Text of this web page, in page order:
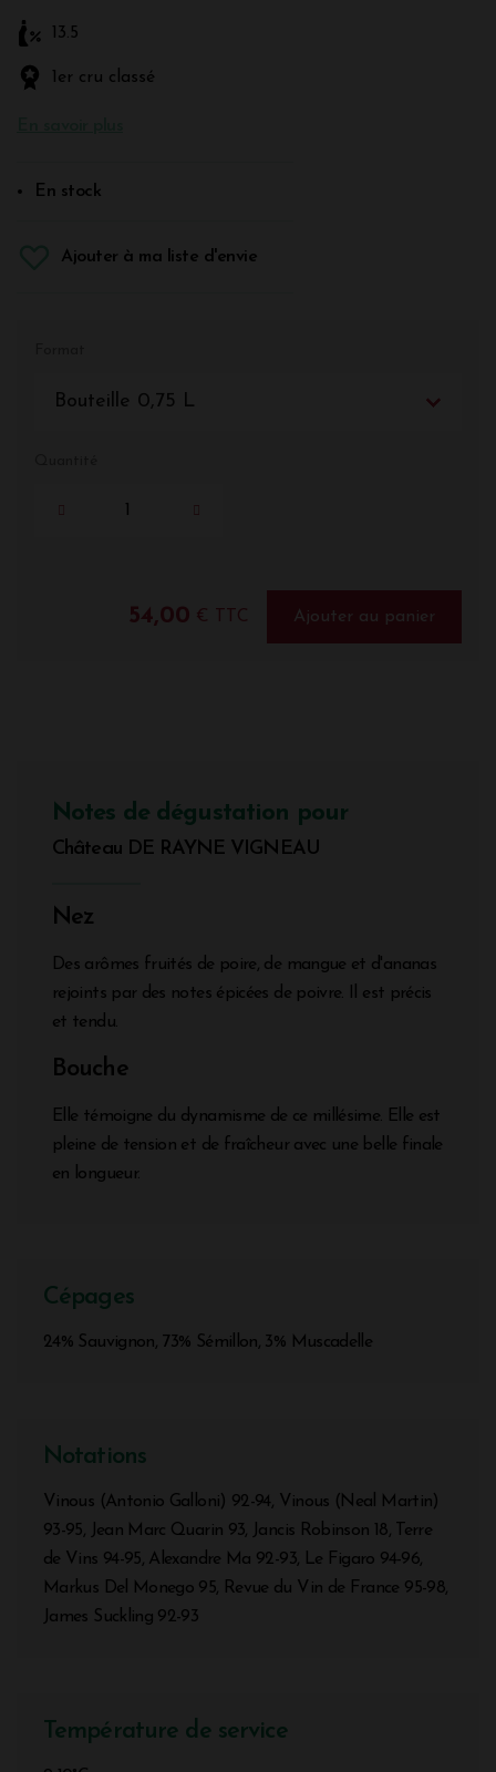
13.5
1er cru classé
En stock
Ajouter à ma liste d'envie
Bouteille 0,75 L
54,00 € TTC Ajouter au panier
Notes de dégustation pour
Château DE RAYNE VIGNEAU
Nez
Des arômes fruités de poire, de mangue et d'ananas
rejoints par des notes épicées de poivre. Il est précis
et tendu.
Bouche
Elle témoigne du dynamisme de ce millésime. Elle est
pleine de tension et de fraîcheur avec une belle finale
en longueur.
Cépages
24% Sauvignon, 73% Sémillon, 3% Muscadelle
Notations
Vinous (Antonio Galloni) 92-94, Vinous (Neal Martin)
93-95, Jean Marc Quarin 93, Jancis Robinson 18, Terre
de Vins 94-95, Alexandre Ma 92-93, Le Figaro 94-96,
Markus Del Monego 95, Revue du Vin de France 95-98,
James Suckling 92-93
Température de service